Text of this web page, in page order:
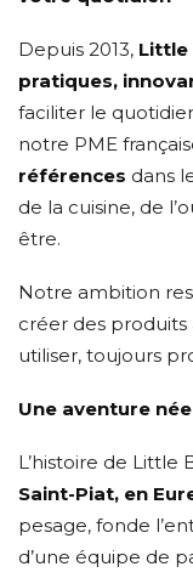
Depuis 2013, Little
pratiques,
faciliter le
notre PME
références dans
de la cuisine, de
être.
Notre ambition
créer des produits
utiliser, toujours
Une aventure
L’histoire de
Saint-Piat, en
pesage, fonde
d’une équipe de